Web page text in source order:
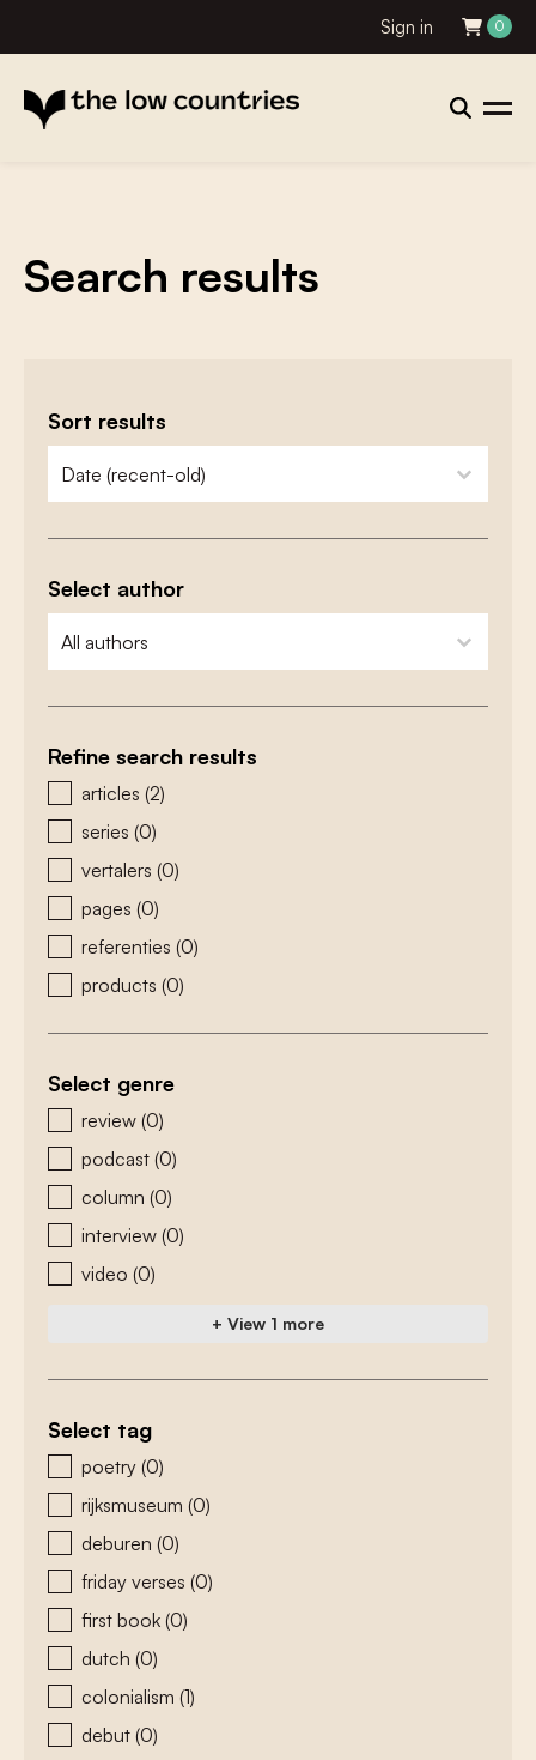
Sign in 0
Search results
Sort results
zoeken - sorteer
sort content
Select author
zoeken - auteurs
select content
Refine search results
zoeken - type
articles (2)
series (0)
vertalers (0)
pages (0)
referenties (0)
products (0)
Select genre
zoeken - genre
review (0)
podcast (0)
column (0)
interview (0)
video (0)
+ View 1 more
Select tag
zoeken - tags
poetry (0)
rijksmuseum (0)
deburen (0)
friday verses (0)
first book (0)
dutch (0)
colonialism (1)
debut (0)